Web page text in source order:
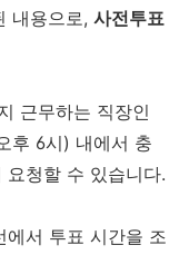
내용으로, 사전투표
근무하는 직장인
후 6시) 내에서 충
청할 수 있습니다.
에서 투표 시간을 조